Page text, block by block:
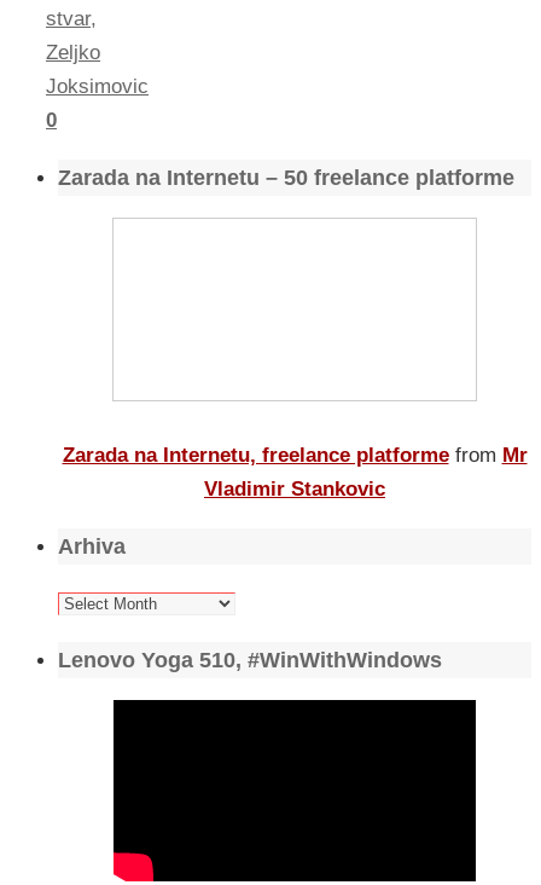
stvar,
Zeljko
Joksimovic
0
Zarada na Internetu – 50 freelance platforme
Zarada na Internetu, freelance platforme from Mr
Vladimir Stankovic
Arhiva
Arhiva
Lenovo Yoga 510, #WinWithWindows